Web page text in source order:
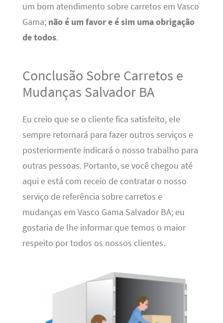
um bom atendimento sobre carretos em Vasco
Gama; não é um favor e é sim uma obrigação
de todos.
Conclusão Sobre Carretos e
Mudanças Salvador BA
Eu creio que se o cliente fica satisfeito, ele
sempre retornará para fazer outros serviços e
posteriormente indicará o nosso trabalho para
outras pessoas. Portanto, se você chegou até
aqui e está com receio de contratar o nosso
serviço de referência sobre carretos e
mudanças em Vasco Gama Salvador BA; eu
gostaria de lhe informar que temos o maior
respeito por todos os nossos clientes.